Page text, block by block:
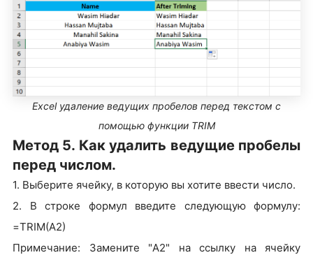
Excel удаление ведущих пробелов перед текстом с
помощью функции TRIM
Метод 5. Как удалить ведущие пробелы
перед числом.
1. Выберите ячейку, в которую вы хотите ввести число.
2. В строке формул введите следующую формулу:
=TRIM(A2)
Примечание: Замените "A2" на ссылку на ячейку